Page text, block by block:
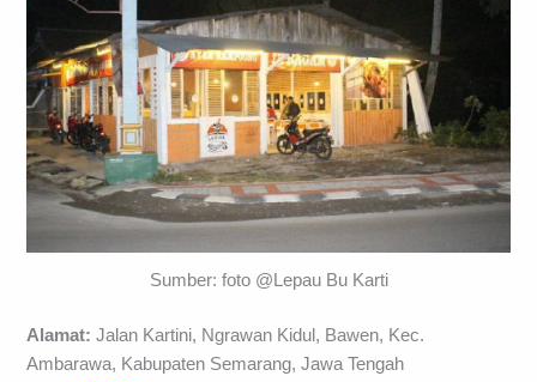
Sumber: foto @Lepau Bu Karti
Alamat: Jalan Kartini, Ngrawan Kidul, Bawen, Kec.
Ambarawa, Kabupaten Semarang, Jawa Tengah